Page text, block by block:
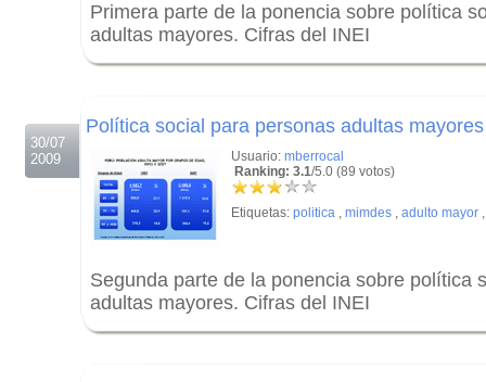
Primera parte de la ponencia sobre política
adultas mayores. Cifras del INEI
30/07
2009
Política social para personas adultas mayores
Usuario: mberrocal
Ranking: 3.1/5.0 (89 votos)
Etiquetas: politica , mimdes , adulto mayor
Segunda parte de la ponencia sobre política
adultas mayores. Cifras del INEI